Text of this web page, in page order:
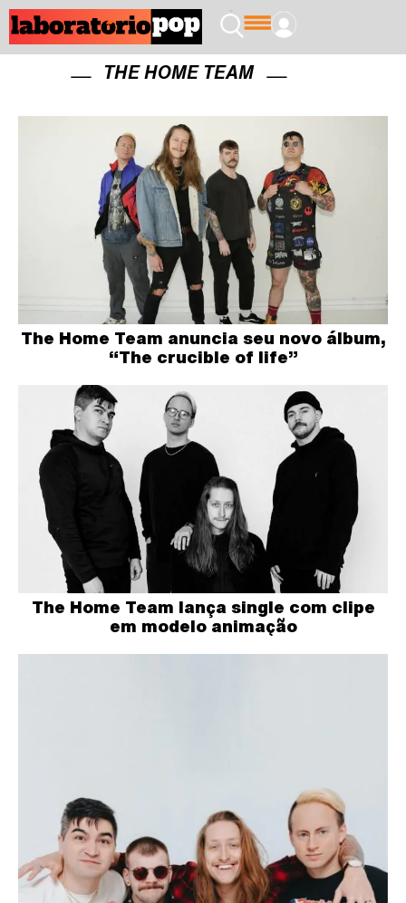
THE HOME TEAM
The Home Team anuncia seu novo álbum,
“The crucible of life”
The Home Team lança single com clipe
em modelo animação